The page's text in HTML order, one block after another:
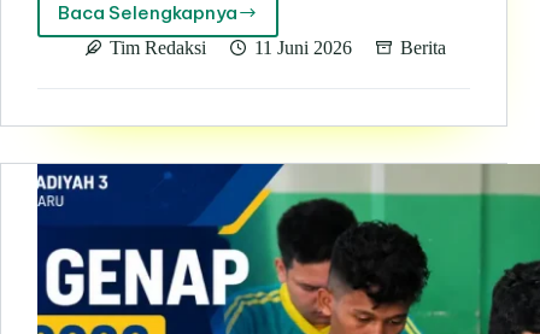
Baca Selengkapnya
Perkuat
Link
Match
SMK
Muhammadiyah
3
Terpadu
Pekanbaru
Kembangkan
Teaching
Factory
TKR
Tim Redaksi 11 Juni 2026 Berita